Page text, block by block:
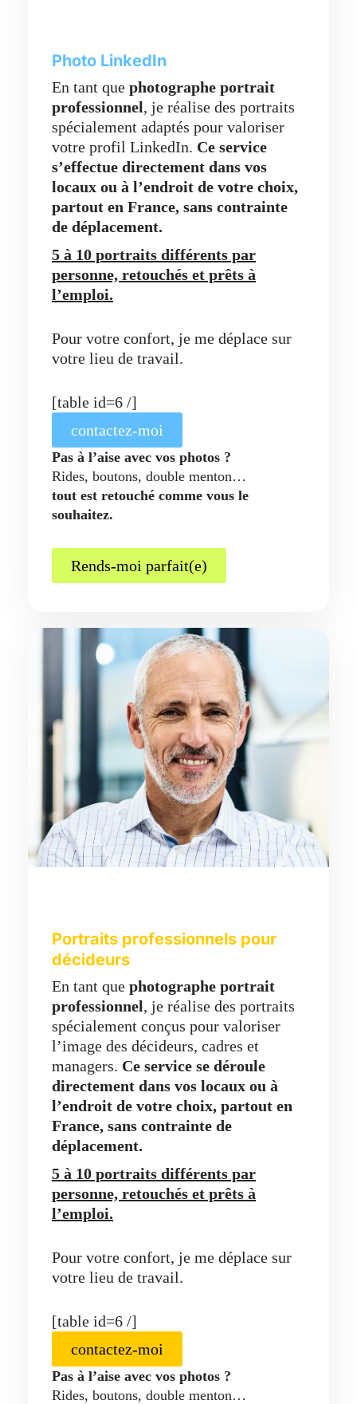
Photo LinkedIn
En tant que photographe portrait
professionnel, je réalise des portraits
spécialement adaptés pour valoriser
votre profil LinkedIn. Ce service
s’effectue directement dans vos
locaux ou à l’endroit de votre choix,
partout en France, sans contrainte
de déplacement.
5 à 10 portraits différents par
personne, retouchés et prêts à
l’emploi.
Pour votre confort, je me déplace sur
votre lieu de travail.
[table id=6 /]
contactez-moi
Pas à l’aise avec vos photos ?
Rides, boutons, double menton…
tout est retouché comme vous le
souhaitez.
Rends-moi parfait(e)
Portraits professionnels pour
décideurs
En tant que photographe portrait
professionnel, je réalise des portraits
spécialement conçus pour valoriser
l’image des décideurs, cadres et
managers. Ce service se déroule
directement dans vos locaux ou à
l’endroit de votre choix, partout en
France, sans contrainte de
déplacement.
5 à 10 portraits différents par
personne, retouchés et prêts à
l’emploi.
Pour votre confort, je me déplace sur
votre lieu de travail.
[table id=6 /]
contactez-moi
Pas à l’aise avec vos photos ?
Rides, boutons, double menton…